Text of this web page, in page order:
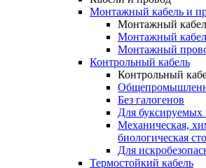
Монтажный кабель и
Монтажный
Монтажный
Монтажный
Контрольный кабель
Контрольный
Без галогенов
Для буксируемых
Механическая,
биологическая
Для
Термостойкий кабель